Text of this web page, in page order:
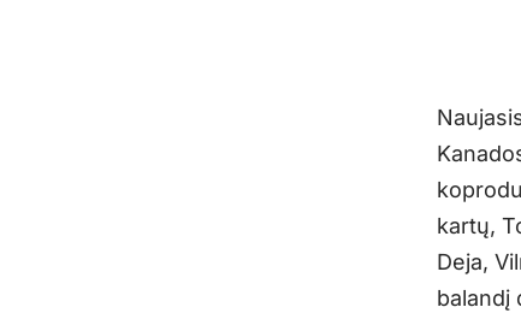
kartų,
Deja,
balandį